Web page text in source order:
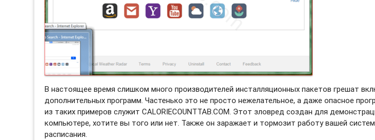
В настоящее время слишком много производителей инсталляционных пакетов грешат
дополнительных программ. Частенько это не просто нежелательное, а даже опасное
из таких примеров служит CALORIECOUNTTAB.COM. Этот зловред создан для
компьютере, хотите вы того или нет. Также он заражает и тормозит работу вашей
расписания.